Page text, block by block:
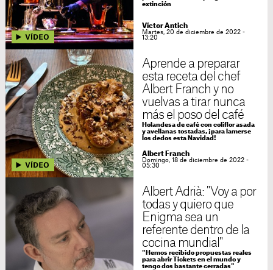
extinción
Víctor Antich
Martes, 20 de diciembre de 2022 -
13:20
Aprende a preparar
esta receta del chef
Albert Franch y no
vuelvas a tirar nunca
más el poso del café
Holandesa de café con coliflor asada
y avellanas tostadas, ¡para lamerse
los dedos esta Navidad!
Albert Franch
Domingo, 18 de diciembre de 2022 -
05:30
Albert Adrià: "Voy a por
todas y quiero que
Enigma sea un
referente dentro de la
cocina mundial"
"Hemos recibido propuestas reales
para abrir Tickets en el mundo y
tengo dos bastante cerradas"